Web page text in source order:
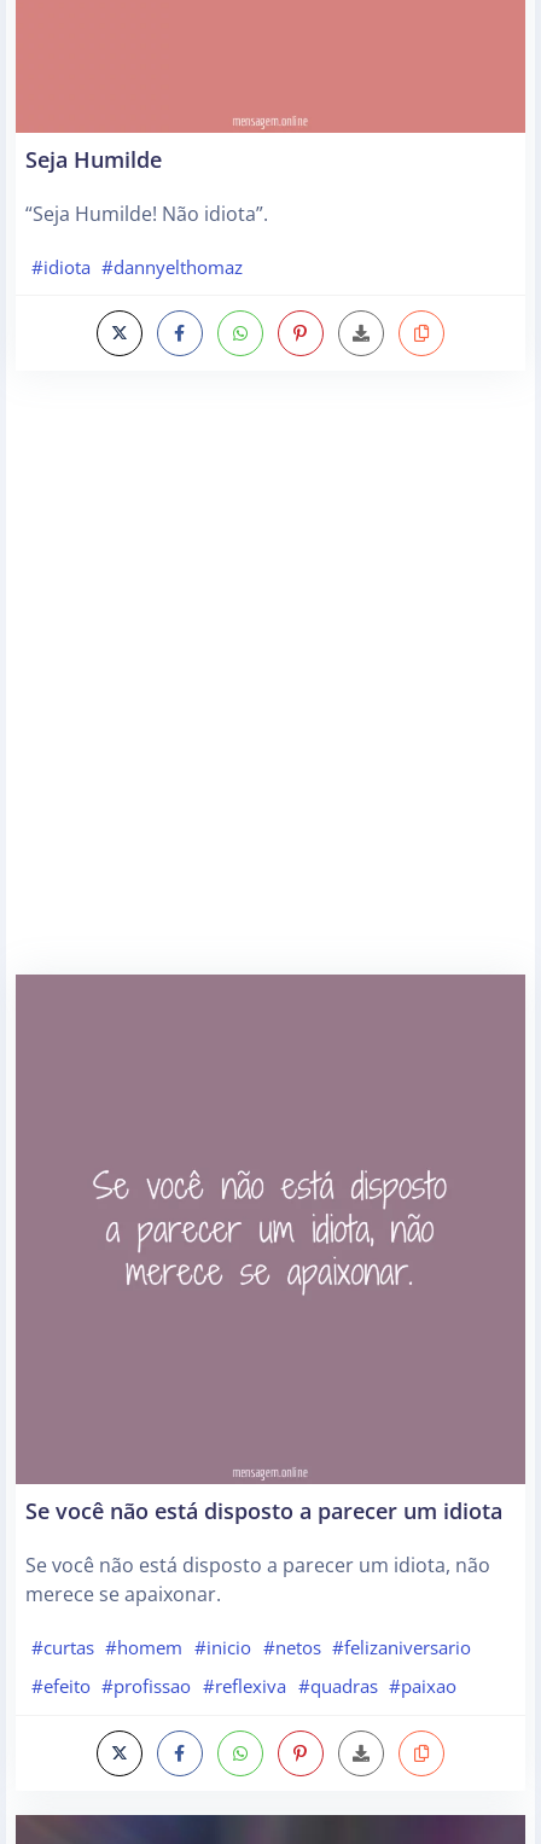
Seja Humilde
“Seja Humilde! Não idiota”.
#idiota #dannyelthomaz
Se você não está disposto a parecer um idiota
Se você não está disposto a parecer um idiota, não
merece se apaixonar.
#curtas #homem #inicio #netos #felizaniversario
#efeito #profissao #reflexiva #quadras #paixao